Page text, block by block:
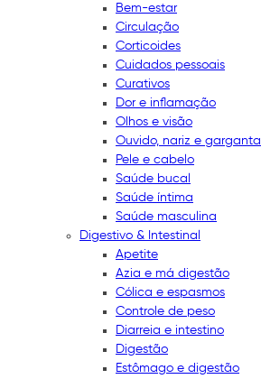
Bem-estar
Circulação
Corticoides
Cuidados pessoais
Curativos
Dor e inflamação
Olhos e visão
Ouvido, nariz e garganta
Pele e cabelo
Saúde bucal
Saúde íntima
Saúde masculina
Digestivo & Intestinal
Apetite
Azia e má digestão
Cólica e espasmos
Controle de peso
Diarreia e intestino
Digestão
Estômago e digestão